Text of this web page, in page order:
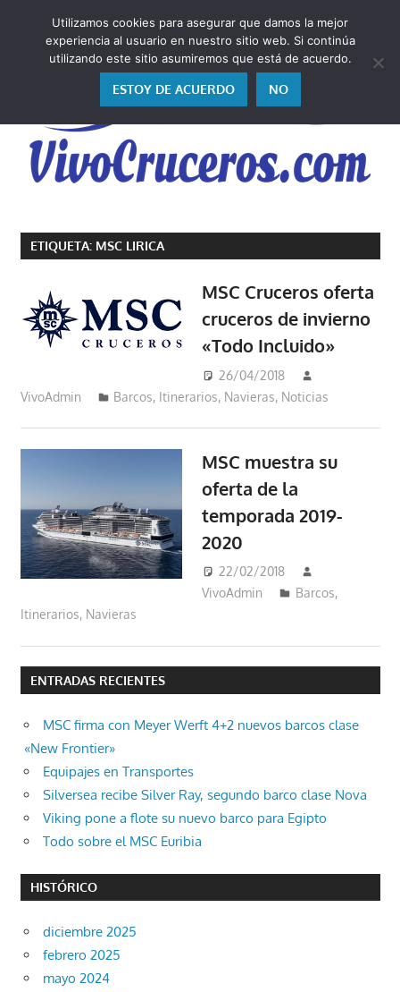
contenido
cruceros
como
los
vivo,
cuento
ETIQUETA: MSC LIRICA
MSC Cruceros oferta
cruceros de invierno
«Todo Incluido»
26/04/2018
VivoAdmin
Barcos, Itinerarios, Navieras, Noticias
MSC muestra su
oferta de la
temporada 2019-
2020
22/02/2018
VivoAdmin
Barcos,
Itinerarios, Navieras
ENTRADAS RECIENTES
MSC firma con Meyer Werft 4+2 nuevos barcos clase
«New Frontier»
Equipajes en Transportes
Silversea recibe Silver Ray, segundo barco clase Nova
Viking pone a flote su nuevo barco para Egipto
Todo sobre el MSC Euribia
HISTÓRICO
diciembre 2025
febrero 2025
mayo 2024
Utilizamos cookies para asegurar que damos la mejor
experiencia al usuario en nuestro sitio web. Si continúa
utilizando este sitio asumiremos que está de acuerdo.
ESTOY DE ACUERDO NO